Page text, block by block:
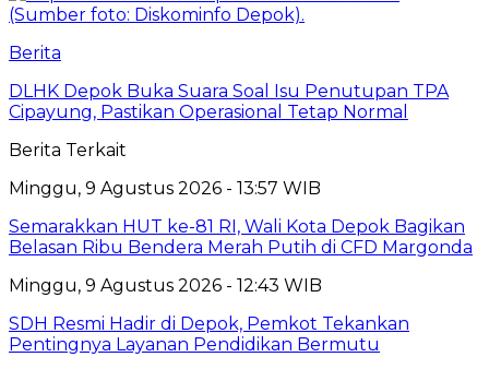
Berita
DLHK Depok Buka Suara Soal Isu Penutupan TPA
Cipayung, Pastikan Operasional Tetap Normal
Berita Terkait
Minggu, 9 Agustus 2026 - 13:57 WIB
Semarakkan HUT ke-81 RI, Wali Kota Depok Bagikan
Belasan Ribu Bendera Merah Putih di CFD Margonda
Minggu, 9 Agustus 2026 - 12:43 WIB
SDH Resmi Hadir di Depok, Pemkot Tekankan
Pentingnya Layanan Pendidikan Bermutu